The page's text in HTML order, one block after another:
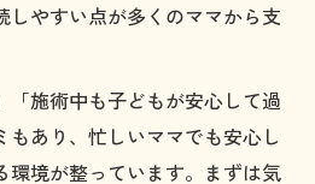
しやすい点が多くのママから支
「施術中も子どもが安心して過
もあり、忙しいママでも安心し
環境が整っています。まずは気